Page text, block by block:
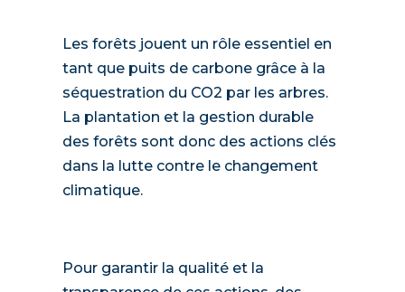
Les forêts jouent un rôle essentiel en
tant que puits de carbone grâce à la
séquestration du CO2 par les arbres.
La plantation et la gestion durable
des forêts sont donc des actions clés
dans la lutte contre le changement
climatique.
Pour garantir la qualité et la